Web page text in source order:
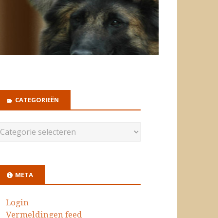
CATEGORIEËN
META
Login
Vermeldingen feed